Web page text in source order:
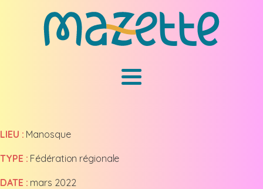
LIEU : Manosque
TYPE : Fédération régionale
DATE : mars 2022